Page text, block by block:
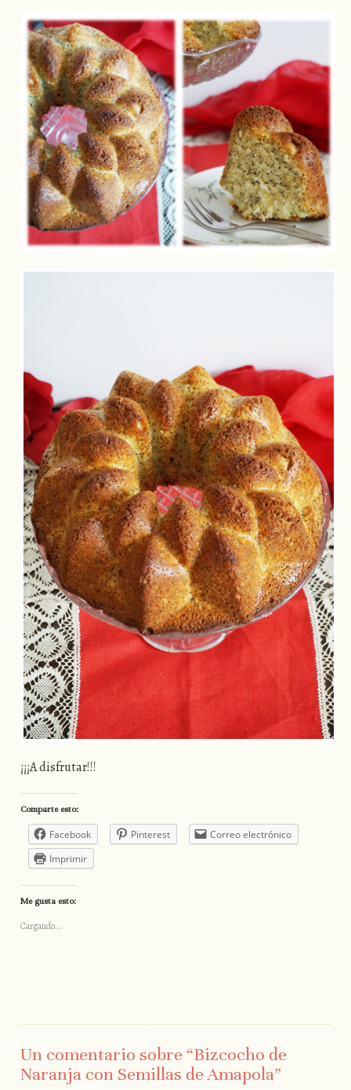
¡¡¡A disfrutar!!!
Comparte esto:
Facebook Pinterest
Correo electrónico
Imprimir
Me gusta esto:
Cargando...
Un comentario sobre “Bizcocho de
Naranja con Semillas de Amapola”